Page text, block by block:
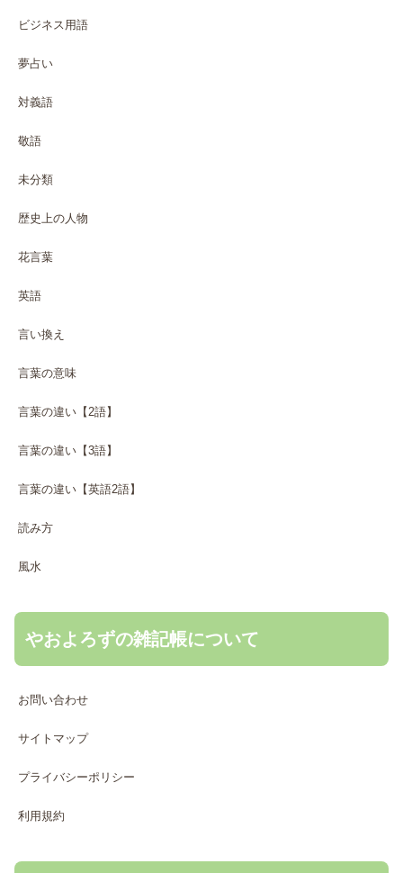
ビジネス用語
夢占い
対義語
敬語
未分類
歴史上の人物
花言葉
英語
言い換え
言葉の意味
言葉の違い【2語】
言葉の違い【3語】
言葉の違い【英語2語】
読み方
風水
やおよろずの雑記帳について
お問い合わせ
サイトマップ
プライバシーポリシー
利用規約